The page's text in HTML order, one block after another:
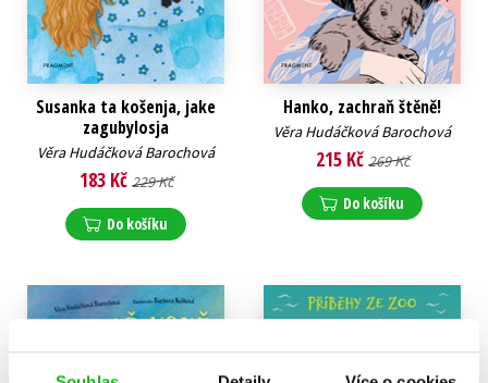
Susanka ta košenja, jake
zagubylosja
Věra Hudáčková Barochová
183 Kč 229 Kč
Do košíku
Hanko, zachraň štěně!
Věra Hudáčková Barochová
215 Kč 269 Kč
Do košíku